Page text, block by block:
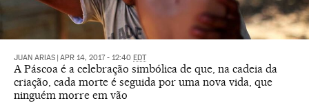
JUAN ARIAS APR 14, 2017 - 12:40 EDT
A Páscoa é a celebração simbólica de que, na cadeia da
criação, cada morte é seguida por uma nova vida, que
ninguém morre em vão